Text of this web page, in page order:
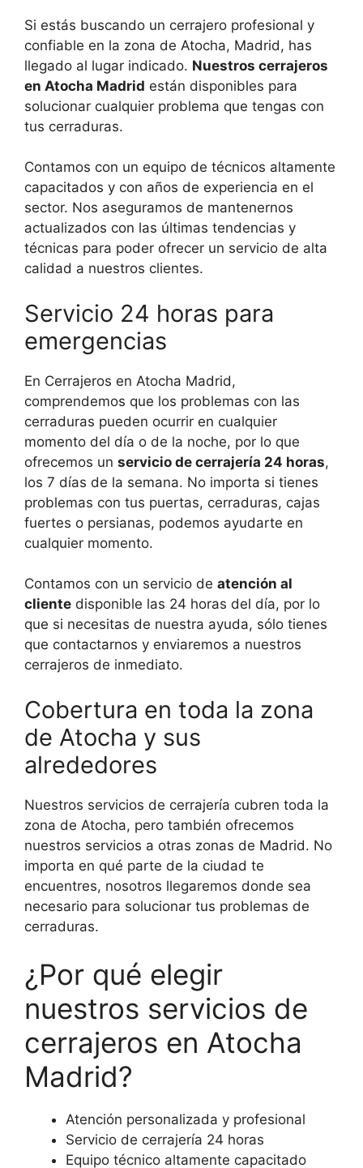
Si estás buscando un cerrajero profesional y
confiable en la zona de Atocha, Madrid, has
llegado al lugar indicado. Nuestros cerrajeros
en Atocha Madrid están disponibles para
solucionar cualquier problema que tengas con
tus cerraduras.
Contamos con un equipo de técnicos altamente
capacitados y con años de experiencia en el
sector. Nos aseguramos de mantenernos
actualizados con las últimas tendencias y
técnicas para poder ofrecer un servicio de alta
calidad a nuestros clientes.
Servicio 24 horas para
emergencias
En Cerrajeros en Atocha Madrid,
comprendemos que los problemas con las
cerraduras pueden ocurrir en cualquier
momento del día o de la noche, por lo que
ofrecemos un servicio de cerrajería 24 horas,
los 7 días de la semana. No importa si tienes
problemas con tus puertas, cerraduras, cajas
fuertes o persianas, podemos ayudarte en
cualquier momento.
Contamos con un servicio de atención al
cliente disponible las 24 horas del día, por lo
que si necesitas de nuestra ayuda, sólo tienes
que contactarnos y enviaremos a nuestros
cerrajeros de inmediato.
Cobertura en toda la zona
de Atocha y sus
alrededores
Nuestros servicios de cerrajería cubren toda la
zona de Atocha, pero también ofrecemos
nuestros servicios a otras zonas de Madrid. No
importa en qué parte de la ciudad te
encuentres, nosotros llegaremos donde sea
necesario para solucionar tus problemas de
cerraduras.
¿Por qué elegir
nuestros servicios de
cerrajeros en Atocha
Madrid?
Atención personalizada y profesional
Servicio de cerrajería 24 horas
Equipo técnico altamente capacitado